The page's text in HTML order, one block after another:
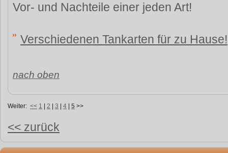
Vor- und Nachteile einer jeden Art!
Verschiedenen Tankarten für zu Hause!
nach oben
Weiter: << 1 2 3 4 5 >>
<< zurück